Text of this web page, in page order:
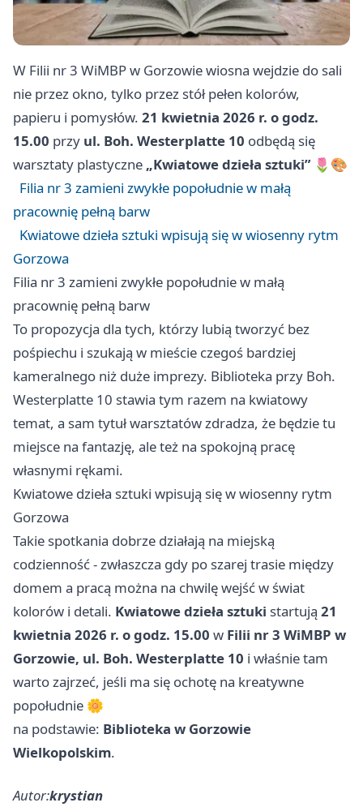
W Filii nr 3 WiMBP w Gorzowie wiosna wejdzie do sali
nie przez okno, tylko przez stół pełen kolorów,
papieru i pomysłów. 21 kwietnia 2026 r. o godz.
15.00 przy ul. Boh. Westerplatte 10 odbędą się
warsztaty plastyczne „Kwiatowe dzieła sztuki”🌷🎨
Filia nr 3 zamieni zwykłe popołudnie w małą
pracownię pełną barw
Kwiatowe dzieła sztuki wpisują się w wiosenny rytm
Gorzowa
Filia nr 3 zamieni zwykłe popołudnie w małą
pracownię pełną barw
To propozycja dla tych, którzy lubią tworzyć bez
pośpiechu i szukają w mieście czegoś bardziej
kameralnego niż duże imprezy. Biblioteka przy Boh.
Westerplatte 10 stawia tym razem na kwiatowy
temat, a sam tytuł warsztatów zdradza, że będzie tu
miejsce na fantazję, ale też na spokojną pracę
własnymi rękami.
Kwiatowe dzieła sztuki wpisują się w wiosenny rytm
Gorzowa
Takie spotkania dobrze działają na miejską
codzienność - zwłaszcza gdy po szarej trasie między
domem a pracą można na chwilę wejść w świat
kolorów i detali. Kwiatowe dzieła sztuki startują 21
kwietnia 2026 r. o godz. 15.00 w Filii nr 3 WiMBP w
Gorzowie, ul. Boh. Westerplatte 10 i właśnie tam
warto zajrzeć, jeśli ma się ochotę na kreatywne
popołudnie 🌼
na podstawie: Biblioteka w Gorzowie
Wielkopolskim.
Autor:krystian